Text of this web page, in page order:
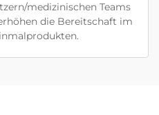
medizinischen Teams
die Bereitschaft im